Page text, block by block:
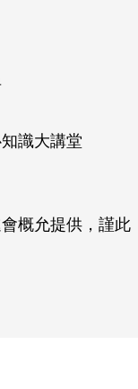
識大講堂
概允提供，謹此